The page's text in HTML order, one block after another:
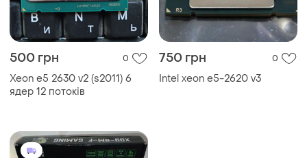
500 грн 0
Xeon e5 2630 v2 (s2011) 6
ядер 12 потоків
750 грн 0
Intel xeon e5-2620 v3